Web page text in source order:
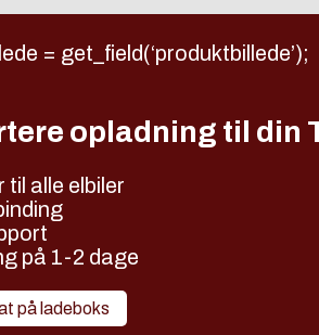
opladning til din
til alle elbiler
på 1-2 dage
på ladeboks
= get_field(‘produktbillede’);